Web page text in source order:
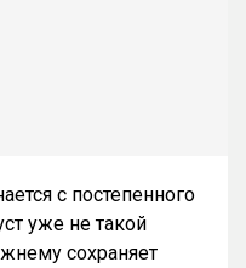
с постепенного
уже не такой
сохраняет